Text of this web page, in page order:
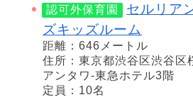
認可外保育園
セルリア
ズキッズルーム
距離：646メートル
住所：東京都渋谷区渋谷区
アンタワ-東急ホテル3階
定員：10名